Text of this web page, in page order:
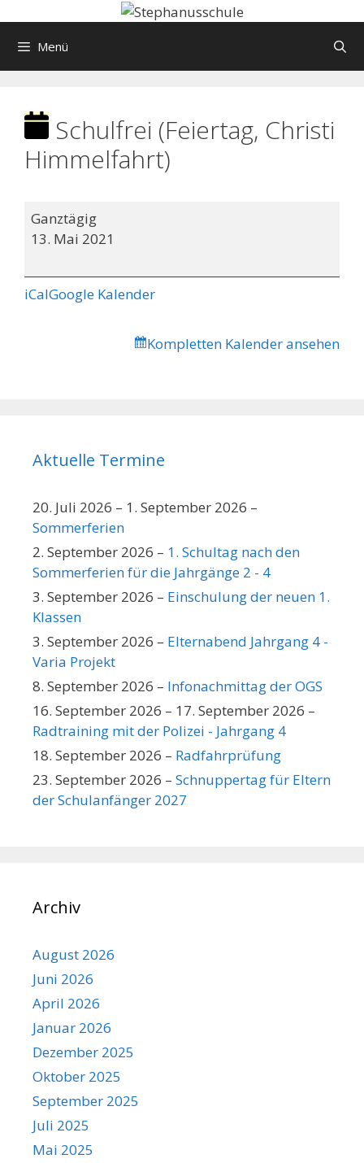
Inhalt Menü
Schulfrei (Feiertag, Christi
Himmelfahrt)
Schulfrei
(Feiertag,
Himmelfahrt)
Ganztägig
13. Mai 2021
iCalGoogle Kalender
Kompletten Kalender ansehen
Aktuelle Termine
20. Juli 2026 – 1. September 2026 –
Sommerferien
2. September 2026 – 1. Schultag nach den
Sommerferien für die Jahrgänge 2 - 4
3. September 2026 – Einschulung der neuen 1.
Klassen
3. September 2026 – Elternabend Jahrgang 4 -
Varia Projekt
8. September 2026 – Infonachmittag der OGS
16. September 2026 – 17. September 2026 –
Radtraining mit der Polizei - Jahrgang 4
18. September 2026 – Radfahrprüfung
23. September 2026 – Schnuppertag für Eltern
der Schulanfänger 2027
Archiv
August 2026
Juni 2026
April 2026
Januar 2026
Dezember 2025
Oktober 2025
September 2025
Juli 2025
Mai 2025